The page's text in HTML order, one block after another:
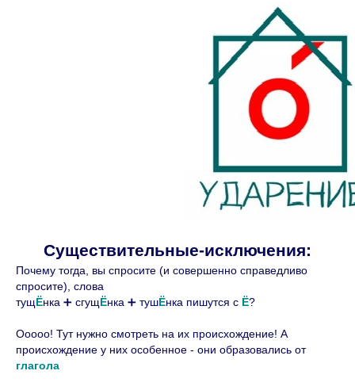
Существительные-исключения:
Почему тогда, вы спросите (и совершенно справедливо
спросите), слова
тущЁнка ➕ сгущЁнка ➕ тушЁнка пишутся с Ё?
Ооооо! Тут нужно смотреть на их происхождение! А
происхождение у них особенное - они образовались от
глагола
Ресурсы: Оформление с помощью
Упражнения: «Русский язык на отлично»
Д. Э. Розенталь, ООО «Издательство
«Мир и Образование», 2019